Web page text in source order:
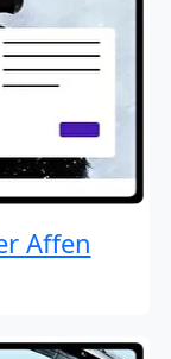
Affen